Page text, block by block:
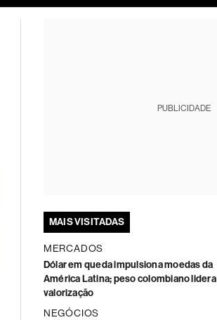
PUBLICIDADE
MAIS VISITADAS
MERCADOS
Dólar em queda impulsiona moedas da
América Latina; peso colombiano lidera
valorização
NEGÓCIOS